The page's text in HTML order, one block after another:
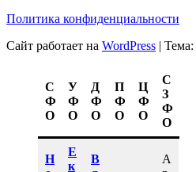
Политика конфиденциальности
Сайт работает на WordPress | Тема:
С
Ф
О
У
Ф
О
Д
Ф
О
П
Ф
О
Ц
Ф
О
С
З
Ф
О
Н
Е
к
В
А